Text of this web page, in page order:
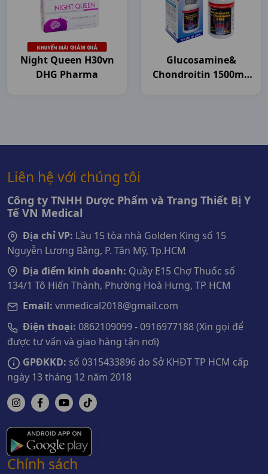
Night Queen H30vn
DHG Pharma
Glucosamine&
Chondroitin 1500mg
Liên hệ với chúng tôi
Công ty TNHH Dược Phẩm và Trang Thiết Bị Y
Tế VN Medical
Địa chỉ VP: Lầu 15 tòa nhà Golden King số 15
Nguyễn Lương Bằng, P. Tân Mỹ, Tp.HCM
Địa điểm kinh doanh: Quầy E15 Chợ Thuốc số
134/1 Tô Hiến Thành, Phường Hoà Hưng, TP HCM
Email: vnmedical2018@gmail.com
Điện thoại: 0862109099 - 0916977188 (Xin gọi để
được tư vấn và giao hàng tận nơi)
GPĐKKD: số 0315433896 do Sở KHĐT TP HCM cấp
ngày 13 tháng 12 năm 2018
Chính sách